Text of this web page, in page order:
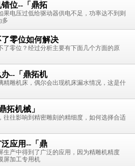
位--「鼎拓
电压过低给驱动器供电不足，功率达不到则
多
零位如何解决
了零位？经过分析主要有下面几个方面的原
--「鼎拓机
精雕机床，偶尔会出现机床漏水情况，这是什
拓机械」
往往影响到精密雕刻的精细度，如何选择合适
应用--「鼎
生产中得到了广泛的应用，因为精雕机精度
屏加工专用机